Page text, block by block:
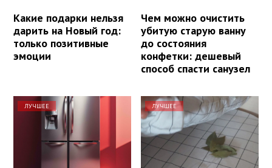
Какие подарки нельзя
дарить на Новый год:
только позитивные
эмоции
Чем можно очистить
убитую старую ванну
до состояния
конфетки: дешевый
способ спасти санузел
ЛУЧШЕЕ ЛУЧШЕЕ